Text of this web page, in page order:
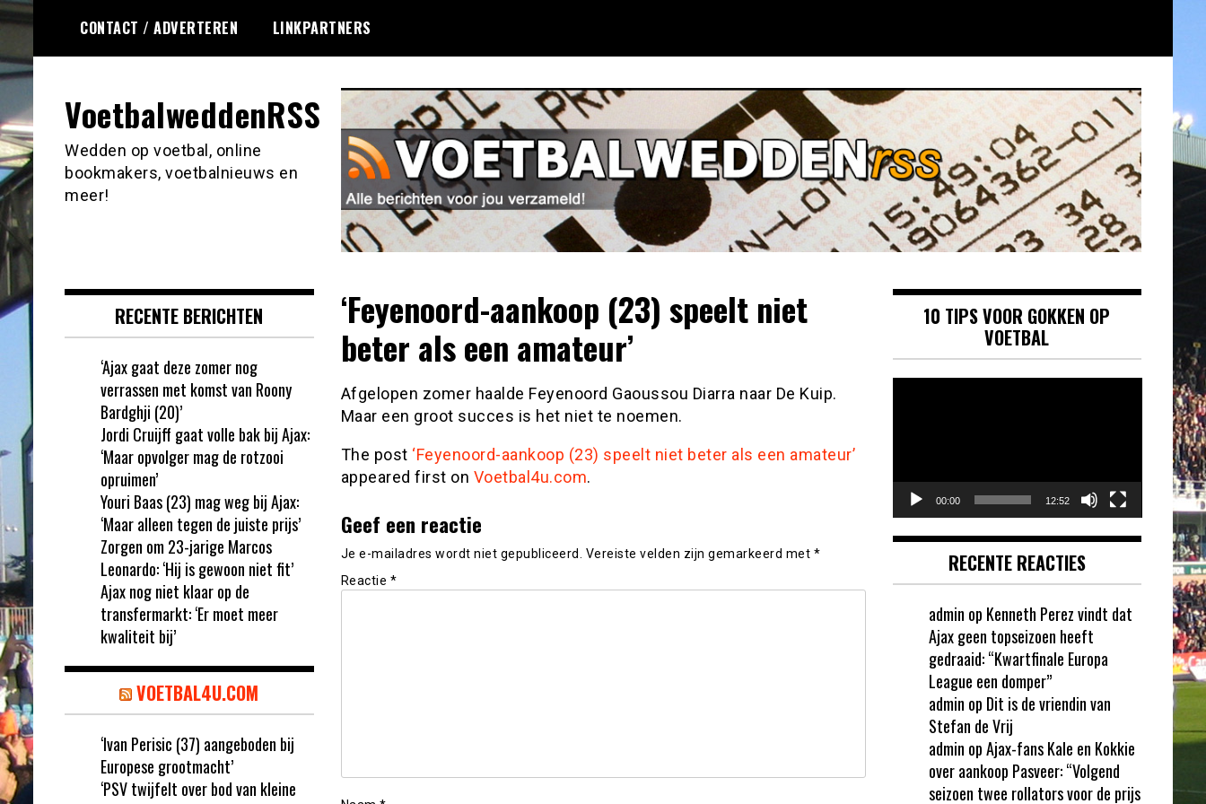
Ga
naar
de
inhoud
CONTACT / ADVERTEREN LINKPARTNERS
VoetbalweddenRSS
Wedden op voetbal, online
bookmakers, voetbalnieuws en
meer!
‘Feyenoord-aankoop (23) speelt niet
beter als een amateur’
Afgelopen zomer haalde Feyenoord Gaoussou Diarra naar De Kuip.
Maar een groot succes is het niet te noemen.
The post ‘Feyenoord-aankoop (23) speelt niet beter als een amateur’
appeared first on Voetbal4u.com.
Geef een reactie
Je e-mailadres wordt niet gepubliceerd. Vereiste velden zijn gemarkeerd met *
Reactie *
RECENTE BERICHTEN
‘Ajax gaat deze zomer nog
verrassen met komst van Roony
Bardghji (20)’
Jordi Cruijff gaat volle bak bij Ajax:
‘Maar opvolger mag de rotzooi
opruimen’
Youri Baas (23) mag weg bij Ajax:
‘Maar alleen tegen de juiste prijs’
Zorgen om 23-jarige Marcos
Leonardo: ‘Hij is gewoon niet fit’
Ajax nog niet klaar op de
transfermarkt: ‘Er moet meer
kwaliteit bij’
VOETBAL4U.COM
‘Ivan Perisic (37) aangeboden bij
Europese grootmacht’
‘PSV twijfelt over bod van kleine
10 TIPS VOOR GOKKEN OP
VOETBAL
00:00 12:52
RECENTE REACTIES
admin op Kenneth Perez vindt dat
Ajax geen topseizoen heeft
gedraaid: “Kwartfinale Europa
League een domper”
admin op Dit is de vriendin van
Stefan de Vrij
admin opAjax-fans Kale en Kokkie
over aankoop Pasveer: “Volgend
seizoen twee rollators voor de prijs